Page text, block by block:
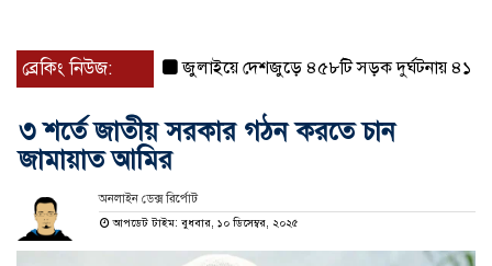
ব্রেকিং নিউজ: জুলাইয়ে দেশজুড়ে ৪৫৮টি সড়ক দুর্ঘটনায় ৪১৬ জন
৩ শর্তে জাতীয় সরকার গঠন করতে চান
জামায়াত আমির
অনলাইন ডেক্স রির্পোট
আপডেট টাইম: বুধবার, ১০ ডিসেম্বর, ২০২৫